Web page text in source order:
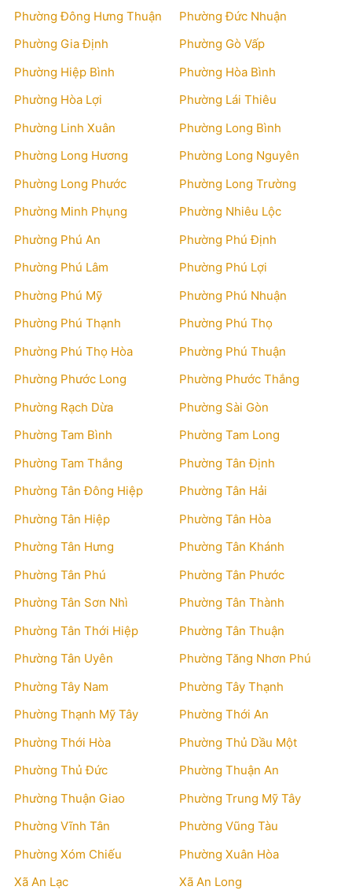
Phường Đông Hưng Thuận
Phường Đức Nhuận
Phường Gia Định
Phường Gò Vấp
Phường Hiệp Bình
Phường Hòa Bình
Phường Hòa Lợi
Phường Lái Thiêu
Phường Linh Xuân
Phường Long Bình
Phường Long Hương
Phường Long Nguyên
Phường Long Phước
Phường Long Trường
Phường Minh Phụng
Phường Nhiêu Lộc
Phường Phú An
Phường Phú Định
Phường Phú Lâm
Phường Phú Lợi
Phường Phú Mỹ
Phường Phú Nhuận
Phường Phú Thạnh
Phường Phú Thọ
Phường Phú Thọ Hòa
Phường Phú Thuận
Phường Phước Long
Phường Phước Thắng
Phường Rạch Dừa
Phường Sài Gòn
Phường Tam Bình
Phường Tam Long
Phường Tam Thắng
Phường Tân Định
Phường Tân Đông Hiệp
Phường Tân Hải
Phường Tân Hiệp
Phường Tân Hòa
Phường Tân Hưng
Phường Tân Khánh
Phường Tân Phú
Phường Tân Phước
Phường Tân Sơn Nhì
Phường Tân Thành
Phường Tân Thới Hiệp
Phường Tân Thuận
Phường Tân Uyên
Phường Tăng Nhơn Phú
Phường Tây Nam
Phường Tây Thạnh
Phường Thạnh Mỹ Tây
Phường Thới An
Phường Thới Hòa
Phường Thủ Dầu Một
Phường Thủ Đức
Phường Thuận An
Phường Thuận Giao
Phường Trung Mỹ Tây
Phường Vĩnh Tân
Phường Vũng Tàu
Phường Xóm Chiếu
Phường Xuân Hòa
Xã An Lạc
Xã An Long